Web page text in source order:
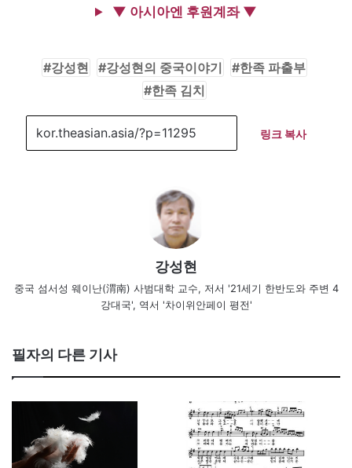
▼ 아시아엔 후원계좌 ▼
강성현 강성현의 중국이야기
한족 파출부
한족 김치
링크 복사
강성현
중국 섬서성 웨이난(渭南) 사범대학 교수, 저서 '21세기 한반도와 주변 4
강대국', 역서 '차이위안페이 평전'
필자의 다른 기사